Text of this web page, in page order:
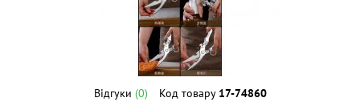
Відгуки (0) Код товару 17-74860